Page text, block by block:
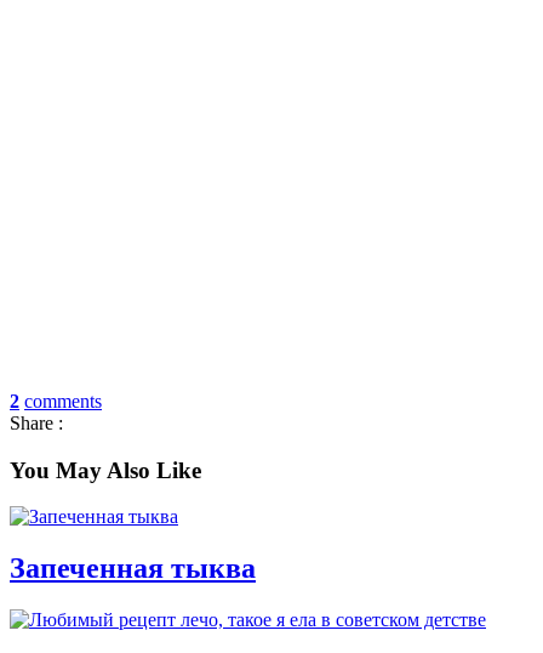
2 comments
Share :
You May Also Like
Запеченная тыква